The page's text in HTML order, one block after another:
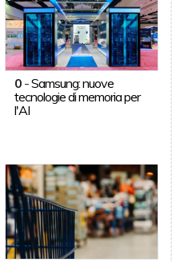
0 -Samsung: nuove
tecnologie di memoria per
l'AI